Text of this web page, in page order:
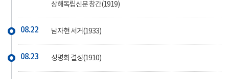
상해독립신문 창간(1919)
08.22 남자현 서거(1933)
08.23 성명회 결성(1910)